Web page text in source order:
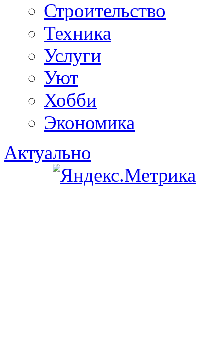
Строительство
Техника
Услуги
Уют
Хобби
Экономика
Актуально